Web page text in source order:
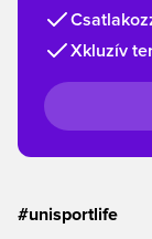
Xkluzív
#unisportlife